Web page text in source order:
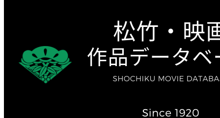
松竹ストア（通販サイト）
ゲーム事業（English）
企業情報
会社案内